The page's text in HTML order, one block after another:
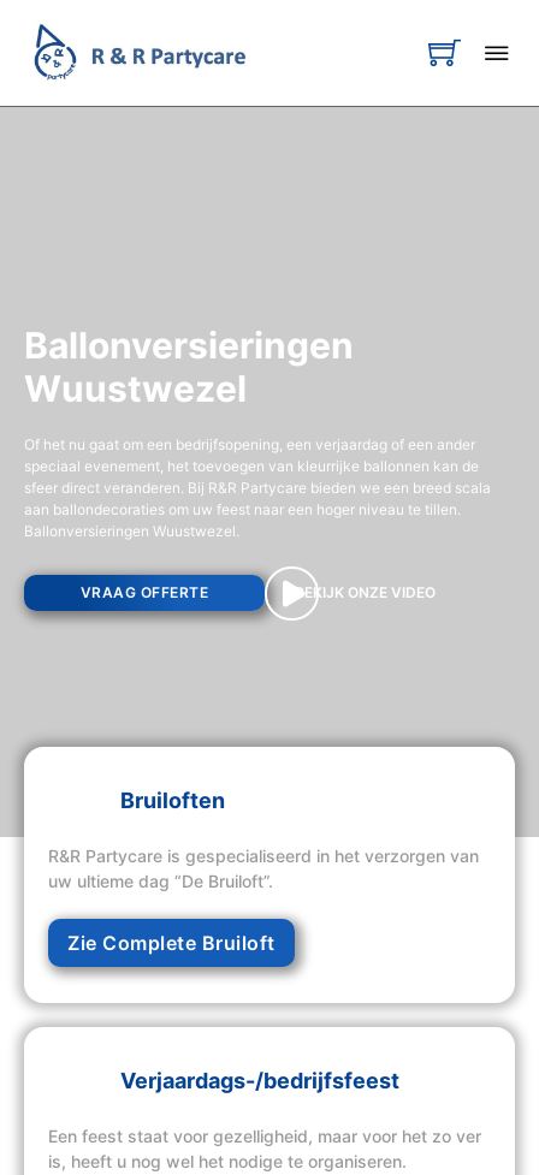
Ballonversieringen
Wuustwezel
Of het nu gaat om een bedrijfsopening, een verjaardag of een ander
speciaal evenement, het toevoegen van kleurrijke ballonnen kan de
sfeer direct veranderen. Bij R&R Partycare bieden we een breed scala
aan ballondecoraties om uw feest naar een hoger niveau te tillen.
Ballonversieringen Wuustwezel.
VRAAG OFFERTE BEKIJK ONZE VIDEO
Bruiloften
R&R Partycare is gespecialiseerd in het verzorgen van
uw ultieme dag “De Bruiloft”.
Zie Complete Bruiloft
Verjaardags-/bedrijfsfeest
Een feest staat voor gezelligheid, maar voor het zo ver
is, heeft u nog wel het nodige te organiseren.